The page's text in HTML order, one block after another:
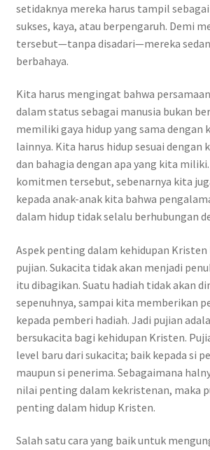
setidaknya mereka harus tampil
sukses, kaya, atau berpengaruh. Demi
tersebut—tanpa disadari—mereka
berbahaya.
Kita harus mengingat bahwa
dalam status sebagai manusia bukan
memiliki gaya hidup yang sama dengan
lainnya. Kita harus hidup sesuai dengan
dan bahagia dengan apa yang kita
komitmen tersebut, sebenarnya kita
kepada anak-anak kita bahwa
dalam hidup tidak selalu berhubungan
Aspek penting dalam kehidupan Kristen
pujian. Sukacita tidak akan menjadi
itu dibagikan. Suatu hadiah tidak akan
sepenuhnya, sampai kita memberikan
kepada pemberi hadiah. Jadi pujian
bersukacita bagi kehidupan Kristen.
level baru dari sukacita; baik kepada si
maupun si penerima. Sebagaimana
nilai penting dalam kekristenan, maka
penting dalam hidup Kristen.
Salah satu cara yang baik untuk